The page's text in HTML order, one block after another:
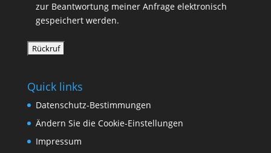
zur Beantwortung meiner Anfrage elektronisch
gespeichert werden.
Quick links
Datenschutz-Bestimmungen
Ändern Sie die Cookie-Einstellungen
Impressum